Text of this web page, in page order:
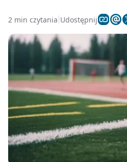
2 min czytania Udostępnij